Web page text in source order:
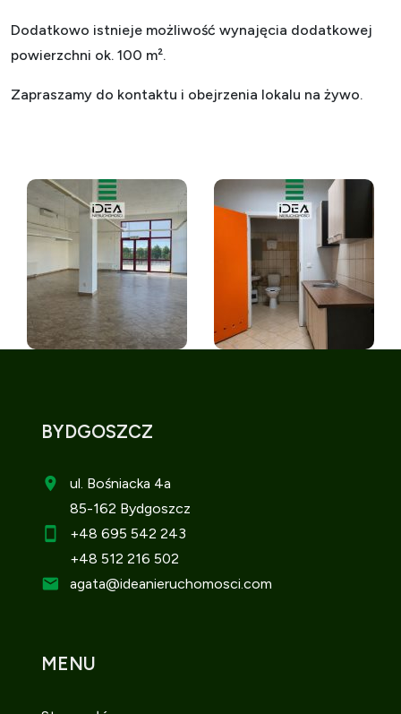
Dodatkowo istnieje możliwość wynajęcia dodatkowej
powierzchni ok. 100 m².
Zapraszamy do kontaktu i obejrzenia lokalu na żywo.
BYDGOSZCZ
ul. Bośniacka 4a
85-162 Bydgoszcz
+48 695 542 243
+48 512 216 502
agata@ideanieruchomosci.com
MENU